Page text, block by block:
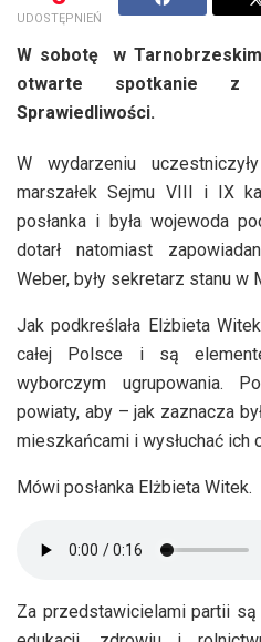
UDOSTĘPNIEŃ
W sobotę w
otwarte spotkanie z
Sprawiedliwości.
W wydarzeniu
marszałek Sejmu VIII i IX
posłanka i była wojewoda
dotarł natomiast
Weber, były sekretarz stanu
Jak podkreślała Elżbieta
całej Polsce i są
wyborczym ugrupowania.
powiaty, aby – jak zaznacza
mieszkańcami i wysłuchać ich
Mówi posłanka Elżbieta Witek.
Za przedstawicielami partii